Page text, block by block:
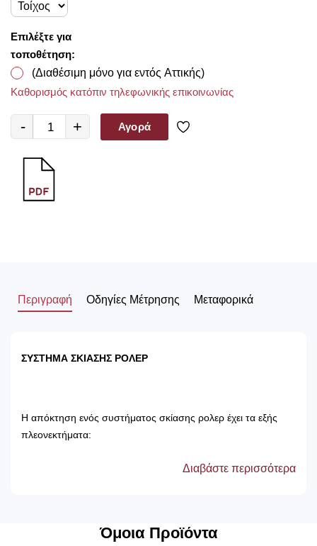
Επιλέξτε για
τοποθέτηση:
(Διαθέσιμη μόνο για εντός Αττικής)
Καθορισμός κατόπιν τηλεφωνικής επικοινωνίας
- + Αγορά
Περιγραφή Οδηγίες Μέτρησης Μεταφορικά
ΣΥΣΤΗΜΑ ΣΚΙΑΣΗΣ ΡΟΛΕΡ
Η απόκτηση ενός συστήματος σκίασης ρολερ έχει τα εξής
πλεονεκτήματα:
μόνο με ένα ελαφρός νωπό βέτεξ ή με
ατμοκαθαριστή.
Διαβάστε περισσότερα
Όμοια Προϊόντα